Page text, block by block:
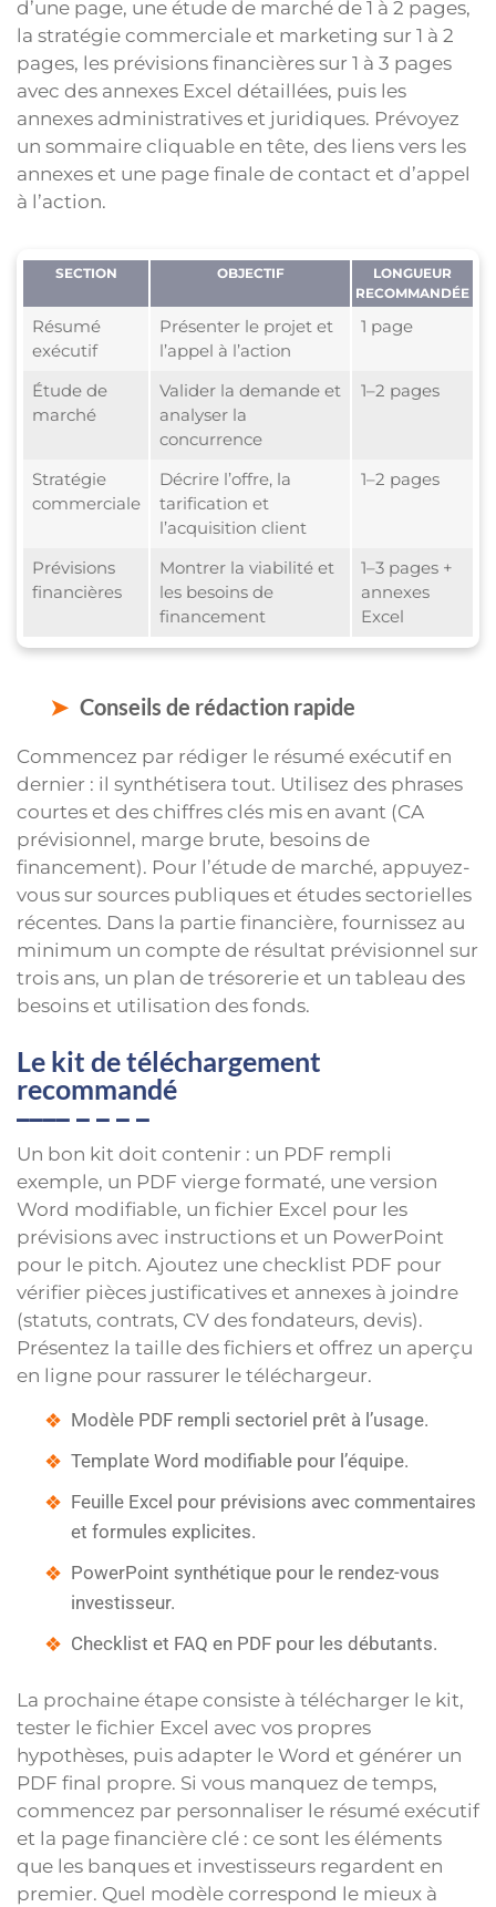
d’une page, une étude de marché de 1 à 2 pages,
la stratégie commerciale et marketing sur 1 à 2
pages, les prévisions financières sur 1 à 3 pages
avec des annexes Excel détaillées, puis les
annexes administratives et juridiques. Prévoyez
un sommaire cliquable en tête, des liens vers les
annexes et une page finale de contact et d’appel
à l’action.
SECTION OBJECTIF
LONGUEUR
RECOMMANDÉE
Résumé
exécutif
Présenter le projet et
l’appel à l’action
1 page
Étude de
marché
Valider la demande et
analyser la
concurrence
1–2 pages
Stratégie
commerciale
Décrire l’offre, la
tarification et
l’acquisition client
1–2 pages
Prévisions
financières
Montrer la viabilité et
les besoins de
financement
1–3 pages +
annexes
Excel
Conseils de rédaction rapide
Commencez par rédiger le résumé exécutif en
dernier : il synthétisera tout. Utilisez des phrases
courtes et des chiffres clés mis en avant (CA
prévisionnel, marge brute, besoins de
financement). Pour l’étude de marché, appuyez-
vous sur sources publiques et études sectorielles
récentes. Dans la partie financière, fournissez au
minimum un compte de résultat prévisionnel sur
trois ans, un plan de trésorerie et un tableau des
besoins et utilisation des fonds.
Le kit de téléchargement
recommandé
Un bon kit doit contenir : un PDF rempli
exemple, un PDF vierge formaté, une version
Word modifiable, un fichier Excel pour les
prévisions avec instructions et un PowerPoint
pour le pitch. Ajoutez une checklist PDF pour
vérifier pièces justificatives et annexes à joindre
(statuts, contrats, CV des fondateurs, devis).
Présentez la taille des fichiers et offrez un aperçu
en ligne pour rassurer le téléchargeur.
Modèle PDF rempli sectoriel prêt à l’usage.
Template Word modifiable pour l’équipe.
Feuille Excel pour prévisions avec commentaires
et formules explicites.
PowerPoint synthétique pour le rendez-vous
investisseur.
Checklist et FAQ en PDF pour les débutants.
La prochaine étape consiste à télécharger le kit,
tester le fichier Excel avec vos propres
hypothèses, puis adapter le Word et générer un
PDF final propre. Si vous manquez de temps,
commencez par personnaliser le résumé exécutif
et la page financière clé : ce sont les éléments
que les banques et investisseurs regardent en
premier. Quel modèle correspond le mieux à